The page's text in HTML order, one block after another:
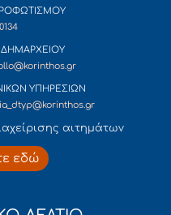
ΥΠΗΡΕΣΙΩΝ
αιτημάτων
εδώ